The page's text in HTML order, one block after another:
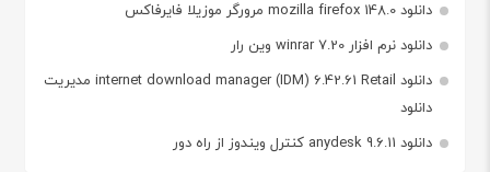
دانلود mozilla firefox 148.0 مرورگر موزیلا فایرفاکس
دانلود نرم افزار winrar 7.20 وین رار
دانلود internet download manager (IDM) 6.42.61 Retail مدیریت
دانلود
دانلود anydesk 9.6.11 کنترل ویندوز از راه دور